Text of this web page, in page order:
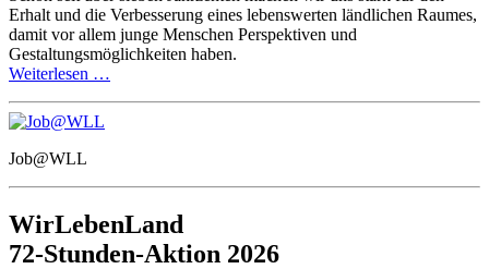
Erhalt und die Verbesserung eines lebenswerten ländlichen Raumes,
damit vor allem junge Menschen Perspektiven und
Gestaltungsmöglichkeiten haben.
Weiterlesen …
Job@WLL
WirLebenLand
72-Stunden-Aktion 2026